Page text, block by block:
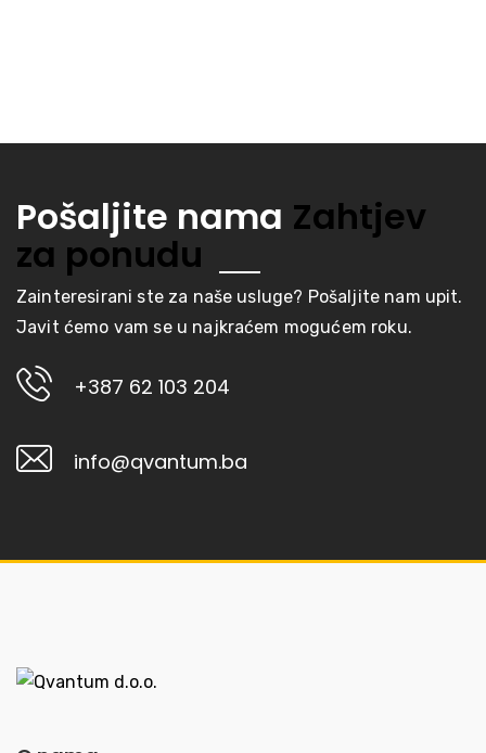
Pošaljite nama Zahtjev
za ponudu
Zainteresirani ste za naše usluge? Pošaljite nam upit.
Javit ćemo vam se u najkraćem mogućem roku.
+387 62 103 204
info@qvantum.ba